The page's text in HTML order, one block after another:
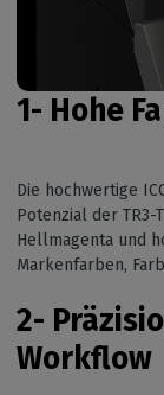
1- Hohe
Die hochwertige
Potenzial der TR3-
Hellmagenta und
Markenfarben,
2-
Workflow